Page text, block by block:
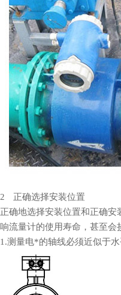
2 正确选择安装位置
正确地选择安装位置和正确安装
响流量计的使用寿命，甚至
1.测量电*的轴线必须近似于